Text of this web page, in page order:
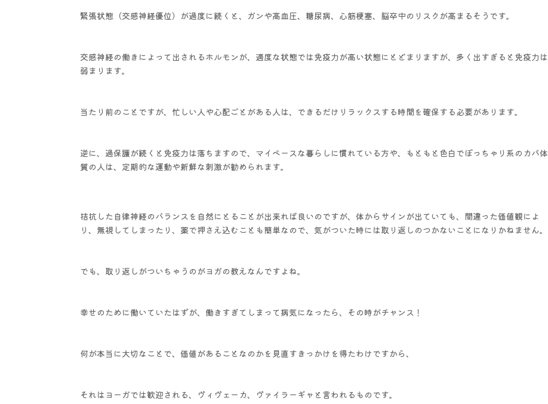
緊張状態（交感神経優位）が過度に続くと、ガンや高血圧、糖尿病、心筋梗塞、脳卒中のリスクが高まるそうです。
交感神経の働きによって出されるホルモンが、適度な状態では免疫力が高い状態にとどまりますが、多く出すぎると免疫力は
弱まります。
当たり前のことですが、忙しい人や心配ごとがある人は、できるだけリラックスする時間を確保する必要があります。
逆に、過保護が続くと免疫力は落ちますので、マイペースな暮らしに慣れている方や、もともと色白でぽっちゃり系のカパ体
質の人は、定期的な運動や新鮮な刺激が勧められます。
拮抗した自律神経のバランスを自然にとることが出来れば良いのですが、体からサインが出ていても、間違った価値観によ
り、無視してしまったり、薬で押さえ込むことも簡単なので、 気がついた時には取り返しのつかないことになりかねません。
でも、取り返しがついちゃうのがヨガの教えなんですよね。
幸せのために働いていたはずが、働きすぎてしまって病気になったら、その時がチャンス！
何が本当に大切なことで、価値があることなのかを見直すきっかけを得たわけですから、
それはヨーガでは歓迎される、ヴィヴェーカ、ヴァイラーギャと言われるものです。